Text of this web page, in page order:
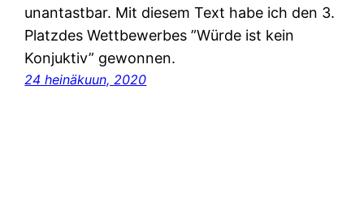
unantastbar. Mit diesem Text habe ich den 3.
Platzdes Wettbewerbes ”Würde ist kein
Konjuktiv” gewonnen.
24 heinäkuun, 2020